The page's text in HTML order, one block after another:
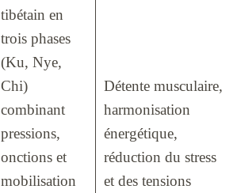
tibétain en
trois phases
(Ku, Nye,
Chi)
combinant
pressions,
onctions et
mobilisation
Détente musculaire,
harmonisation
énergétique,
réduction du stress
et des tensions